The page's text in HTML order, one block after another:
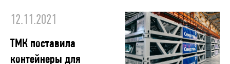
12.11.2021
ТМК поставила
контейнеры для